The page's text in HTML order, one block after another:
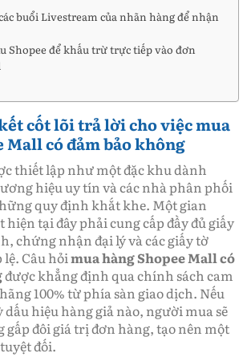
buổi Livestream của nhãn hàng để nhận
Shopee để khấu trừ trực tiếp vào đơn
cốt lõi trả lời cho việc mua
Mall có đảm bảo không
thiết lập như một đặc khu dành
hiệu uy tín và các nhà phân phối
quy định khắt khe. Một gian
tại đây phải cung cấp đầy đủ giấy
chứng nhận đại lý và các giấy tờ
Câu hỏimua hàng Shopee Mall có
được khẳng định qua chính sách cam
100% từ phía sàn giao dịch. Nếu
hiệu hàng giả nào, người mua sẽ
đôi giá trị đơn hàng, tạo nên một
đối.